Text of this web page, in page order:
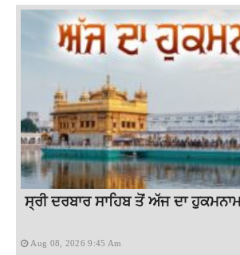
ਸ੍ਰੀ ਦਰਬਾਰ ਸਾਹਿਬ ਤੋਂ ਅੱਜ ਦਾ
Aug 08, 2026 9:45 Am